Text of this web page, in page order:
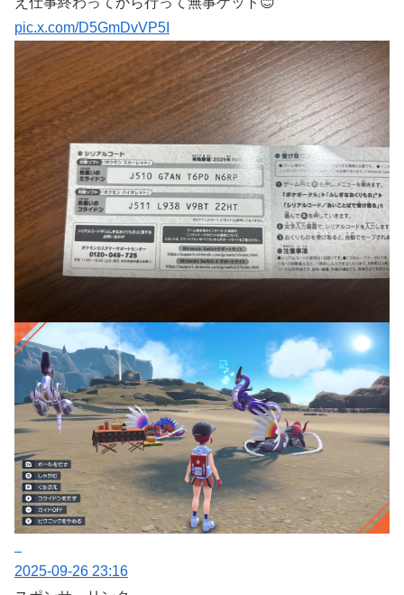
pic.x.com/D5GmDvVP5I
2025-09-26 23:16